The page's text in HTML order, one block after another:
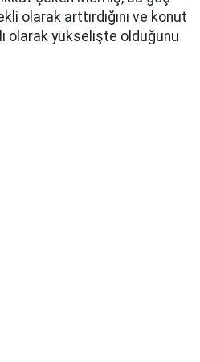
olarak arttırdığını ve konut
olarak yükselişte olduğunu